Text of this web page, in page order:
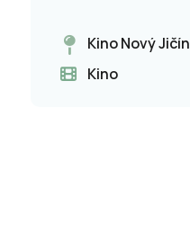
Kino Nový Jičín
Kino